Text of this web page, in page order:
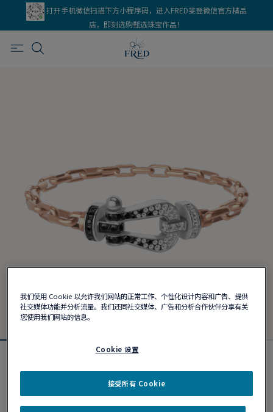
打开手机微信扫描下方小程序码，进入FRED斐登微信官方精品
店，即刻选购甄选珠宝作品！
Force 10手链
¥ 116,100
我们使用 Cookie 以允许我们网站的正常工作、个性化设计内容和广告、提供
社交媒体功能并分析流量。我们还同社交媒体、广告和分析合作伙伴分享有关
您使用我们网站的信息。
Cookie 设置
接受所有 Cookie